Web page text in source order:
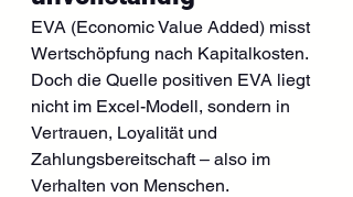
EVA (Economic Value Added) misst
Wertschöpfung nach Kapitalkosten.
Doch die Quelle positiven EVA liegt
nicht im Excel-Modell, sondern in
Vertrauen, Loyalität und
Zahlungsbereitschaft – also im
Verhalten von Menschen.